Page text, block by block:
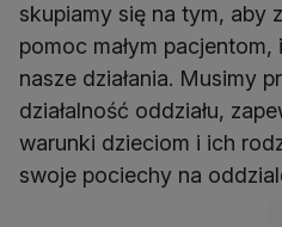
skupiamy się na tym, aby
pomoc małym
nasze działania. Musimy
działalność oddziału,
warunki dzieciom i ich
swoje pociechy na